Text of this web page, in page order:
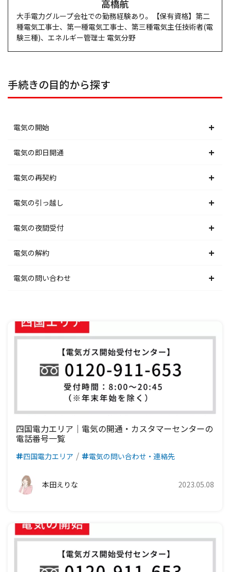
高橋航
大手電力グループ会社での勤務経験あり。【保有資格】第二
種電気工事士、第一種電気工事士、第三種電気主任技術者(電
験三種)、エネルギー管理士 電気分野
手続きの目的から探す
電気の開始
北海道電力エリア
東北電力エリア
東京電力エリア
北陸電力エリア
中部電力エリア
関西電力エリア
四国電力エリア
九州電力エリア
電気の即日開通
北海道電力エリア
東北電力エリア
東京電力エリア
北陸電力エリア
中部電力エリア
中国電力エリア
四国電力エリア
九州電力エリア
電気の再契約
北海道電力エリア
東北電力エリア
東京電力エリア
北陸電力エリア
関西電力エリア
中国電力エリア
四国電力エリア
九州電力エリア
電気の引っ越し
北海道電力エリア
東北電力エリア
東京電力エリア
中部電力エリア
関西電力エリア
中国電力エリア
四国電力エリア
九州電力エリア
電気の夜間受付
北海道電力エリア
東北電力エリア
北陸電力エリア
中部電力エリア
関西電力エリア
中国電力エリア
四国電力エリア
電気の解約
北海道電力エリア
東京電力エリア
北陸電力エリア
中部電力エリア
関西電力エリア
中国電力エリア
九州電力エリア
電気の問い合わせ
東北電力エリア
東京電力エリア
北陸電力エリア
中部電力エリア
関西電力エリア
四国電力エリア
四国電力エリア｜電気の開通・カスタマーセンターの
電話番号一覧
四国電力エリア 電気の問い合わせ・連絡先
本田えりな 2023.05.08